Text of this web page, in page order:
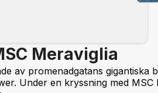
Meraviglia
av promenadgatans gigantiska
Under en kryssning med MSC